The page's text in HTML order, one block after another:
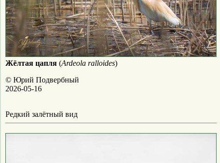
Жёлтая цапля (Ardeola ralloides)
© Юрий Подвербный
2026-05-16
Редкий залётный вид